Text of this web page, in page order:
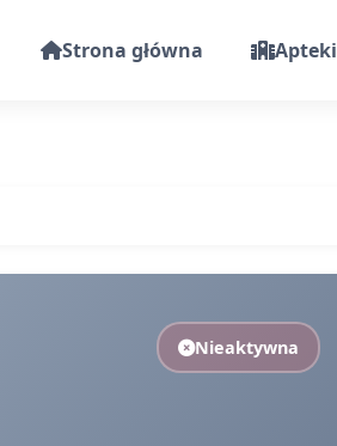
Strona główna Apteki
Nieaktywna